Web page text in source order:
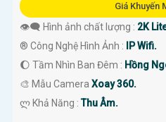
Giá Khuyến
👁️‍🗨 Hình ảnh chất lượng : 2K
®️ Công Nghệ Hình Ảnh :
IP Wifi.
🌔 Tầm Nhìn Ban Đêm : Hồng
🎨 Mẫu Camera Xoay 360.
️ლ Khả Năng :Thu Âm.